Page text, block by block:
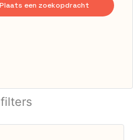
Plaats een zoekopdracht